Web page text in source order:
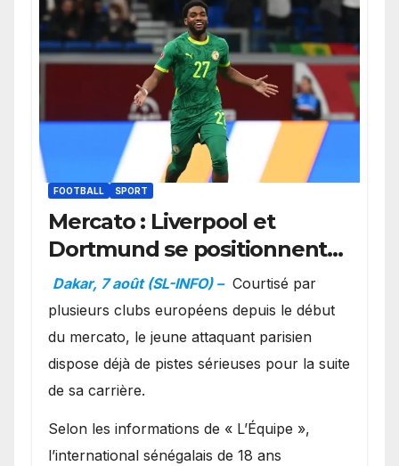
FOOTBALL SPORT
Mercato : Liverpool et
Dortmund se positionnent
en favoris pour recruter
Ibrahim Mbaye
Dakar, 7 août (SL-INFO) – Courtisé par
plusieurs clubs européens depuis le début
du mercato, le jeune attaquant parisien
dispose déjà de pistes sérieuses pour la suite
de sa carrière.
Selon les informations de « L’Équipe »,
l’international sénégalais de 18 ans